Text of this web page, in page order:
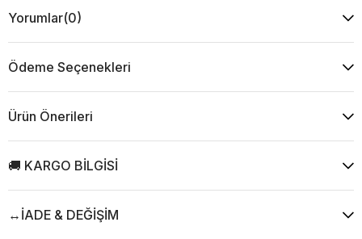
Yorumlar(0)
Ödeme Seçenekleri
Ürün Önerileri
🚚 KARGO BİLGİSİ
↔️İADE & DEĞİŞİM